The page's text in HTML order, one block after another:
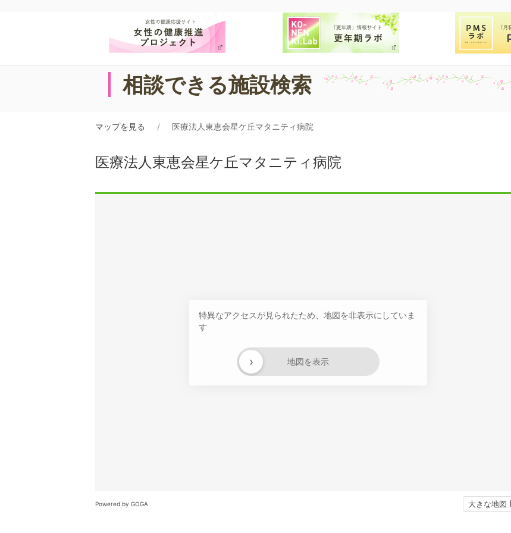
相談できる施設検索
マップを見る 医療法人東恵会星ケ丘マタニティ病院
医療法人東恵会星ケ丘マタニティ病院
特異なアクセスが見られたため、地図を非表示にしていま
す
地図を表示
›
Powered by GOGA 大きな地図